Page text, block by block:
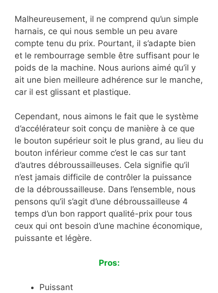
Malheureusement, il ne comprend qu’un simple
harnais, ce qui nous semble un peu avare
compte tenu du prix. Pourtant, il s’adapte bien
et le rembourrage semble être suffisant pour le
poids de la machine. Nous aurions aimé qu’il y
ait une bien meilleure adhérence sur le manche,
car il est glissant et plastique.
Cependant, nous aimons le fait que le système
d’accélérateur soit conçu de manière à ce que
le bouton supérieur soit le plus grand, au lieu du
bouton inférieur comme c’est le cas sur tant
d’autres débroussailleuses. Cela signifie qu’il
n’est jamais difficile de contrôler la puissance
de la débroussailleuse. Dans l’ensemble, nous
pensons qu’il s’agit d’une débroussailleuse 4
temps d’un bon rapport qualité-prix pour tous
ceux qui ont besoin d’une machine économique,
puissante et légère.
Pros:
Puissant